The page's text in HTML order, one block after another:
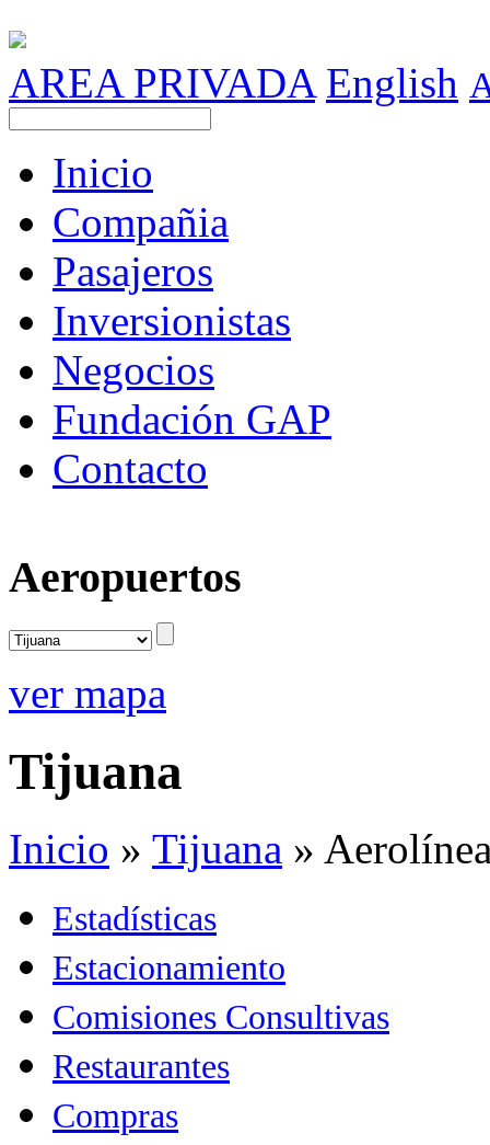
AREA PRIVADA English
Inicio
Compañia
Pasajeros
Inversionistas
Negocios
Fundación GAP
Contacto
Aeropuertos
ver mapa
Tijuana
Inicio » Tijuana »
Estadísticas
Estacionamiento
Comisiones Consultivas
Restaurantes
Compras